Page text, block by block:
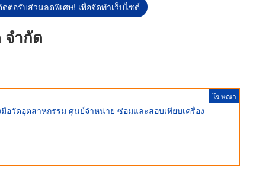
ต่อรับส่วนลดพิเศษ! เพื่อจัดทำเว็บไซต์
จำกัด
โฆษณา
อวัดอุตสาหกรรม ศูนย์จําหน่าย ซ่อมและสอบเทียบเครื่อง